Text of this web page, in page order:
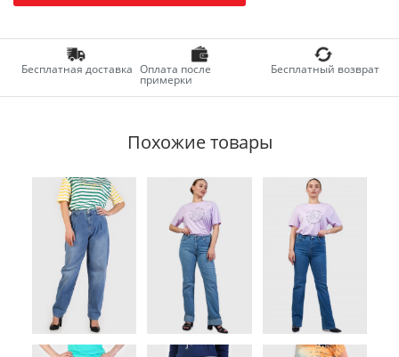
Бесплатная доставка Оплата после
примерки
Бесплатный возврат
Похожие товары